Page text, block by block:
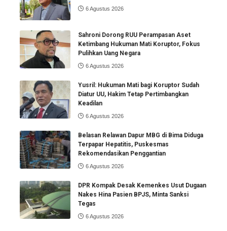
6 Agustus 2026
Sahroni Dorong RUU Perampasan Aset
Ketimbang Hukuman Mati Koruptor, Fokus
Pulihkan Uang Negara
6 Agustus 2026
Yusril: Hukuman Mati bagi Koruptor Sudah
Diatur UU, Hakim Tetap Pertimbangkan
Keadilan
6 Agustus 2026
Belasan Relawan Dapur MBG di Bima Diduga
Terpapar Hepatitis, Puskesmas
Rekomendasikan Penggantian
6 Agustus 2026
DPR Kompak Desak Kemenkes Usut Dugaan
Nakes Hina Pasien BPJS, Minta Sanksi
Tegas
6 Agustus 2026